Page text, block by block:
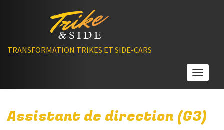
TRANSFORMATION TRIKES ET SIDE-CARS
Assistant de direction (G3)